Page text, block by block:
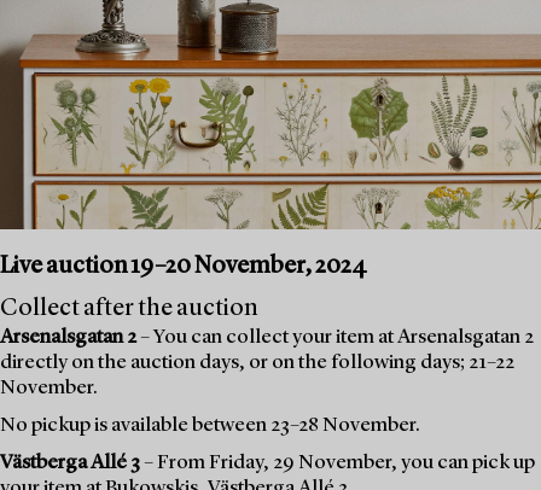
Live auction 19–20 November, 2024
Collect after the auction
Arsenalsgatan 2– You can collect your item at Arsenalsgatan 2
directly on the auction days, or on the following days; 21–22
November.
No pickup is available between 23–28 November.
Västberga Allé 3– From Friday, 29 November, you can pick up